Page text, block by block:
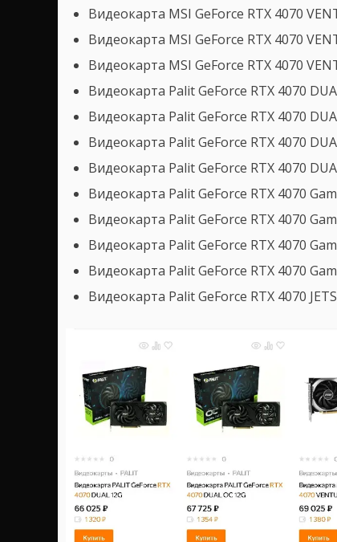
Видеокарта MSI GeForce RTX 4070
Видеокарта MSI GeForce RTX 4070
Видеокарта MSI GeForce RTX 4070
Видеокарта Palit GeForce RTX 4070
Видеокарта Palit GeForce RTX 4070
Видеокарта Palit GeForce RTX 4070
Видеокарта Palit GeForce RTX 4070
Видеокарта Palit GeForce RTX 4070
Видеокарта Palit GeForce RTX 4070
Видеокарта Palit GeForce RTX 4070
Видеокарта Palit GeForce RTX 4070
Видеокарта Palit GeForce RTX 4070